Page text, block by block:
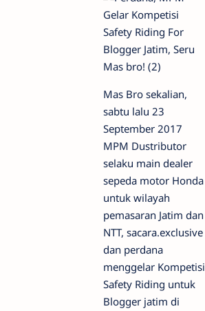
Mas Bro sekalian,
sabtu lalu 23
September 2017
MPM Dustributor
selaku main dealer
sepeda motor Honda
untuk wilayah
pemasaran Jatim dan
NTT, sacara.exclusive
dan perdana
menggelar Kompetisi
Safety Riding untuk
Blogger jatim di